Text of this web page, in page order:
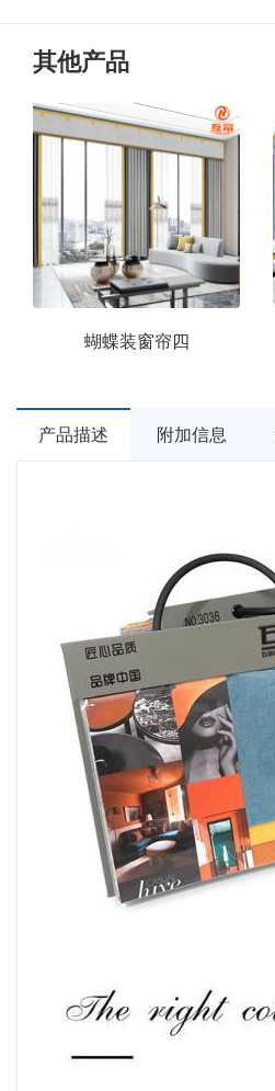
其他产品
蝴蝶装窗帘四
产品描述 附加信息